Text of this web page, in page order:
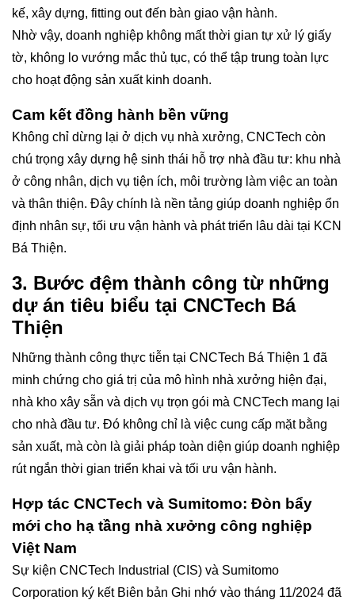
kế, xây dựng, fitting out đến bàn giao vận hành.
Nhờ vậy, doanh nghiệp không mất thời gian tự xử lý giấy
tờ, không lo vướng mắc thủ tục, có thể tập trung toàn lực
cho hoạt động sản xuất kinh doanh.
Cam kết đồng hành bền vững
Không chỉ dừng lại ở dịch vụ nhà xưởng, CNCTech còn
chú trọng xây dựng hệ sinh thái hỗ trợ nhà đầu tư: khu nhà
ở công nhân, dịch vụ tiện ích, môi trường làm việc an toàn
và thân thiện. Đây chính là nền tảng giúp doanh nghiệp ổn
định nhân sự, tối ưu vận hành và phát triển lâu dài tại KCN
Bá Thiện.
3. Bước đệm thành công từ những
dự án tiêu biểu tại CNCTech Bá
Thiện
Những thành công thực tiễn tại CNCTech Bá Thiện 1 đã
minh chứng cho giá trị của mô hình nhà xưởng hiện đại,
nhà kho xây sẵn và dịch vụ trọn gói mà CNCTech mang lại
cho nhà đầu tư. Đó không chỉ là việc cung cấp mặt bằng
sản xuất, mà còn là giải pháp toàn diện giúp doanh nghiệp
rút ngắn thời gian triển khai và tối ưu vận hành.
Hợp tác CNCTech và Sumitomo: Đòn bẩy
mới cho hạ tầng nhà xưởng công nghiệp
Việt Nam
Sự kiện CNCTech Industrial (CIS) và Sumitomo
Corporation ký kết Biên bản Ghi nhớ vào tháng 11/2024 đã